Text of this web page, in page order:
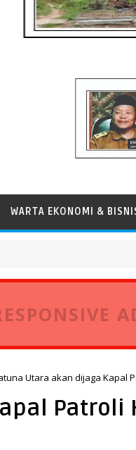
WARTA EKONOMI &
Utara akan dijaga Kapal
Patroli